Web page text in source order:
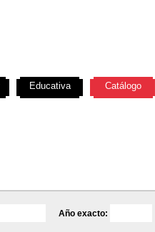
Año exacto:
Educativa Catálogo